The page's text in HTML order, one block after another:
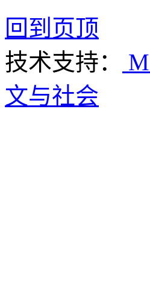
回到页顶
技术支持：
文与社会